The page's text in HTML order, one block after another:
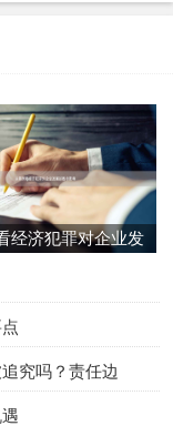
，尚无司法解释将
追究刑责。
特别是违法性认识
的行为违反国家规
管边界模糊的领域
经济犯罪对企业发
究吗？责任边